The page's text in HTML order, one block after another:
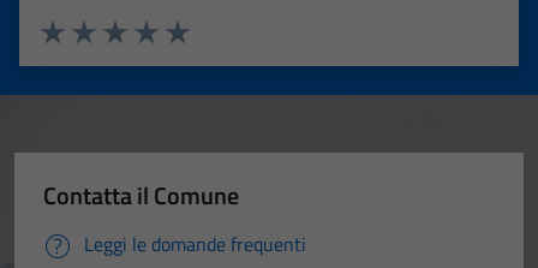
Valuta 5 stelle su 5
Valuta 4 stelle su 5
Valuta 3 stelle su 5
Valuta 2 stelle su 5
Valuta 1 stelle su 5
Contatta il Comune
Leggi le domande frequenti